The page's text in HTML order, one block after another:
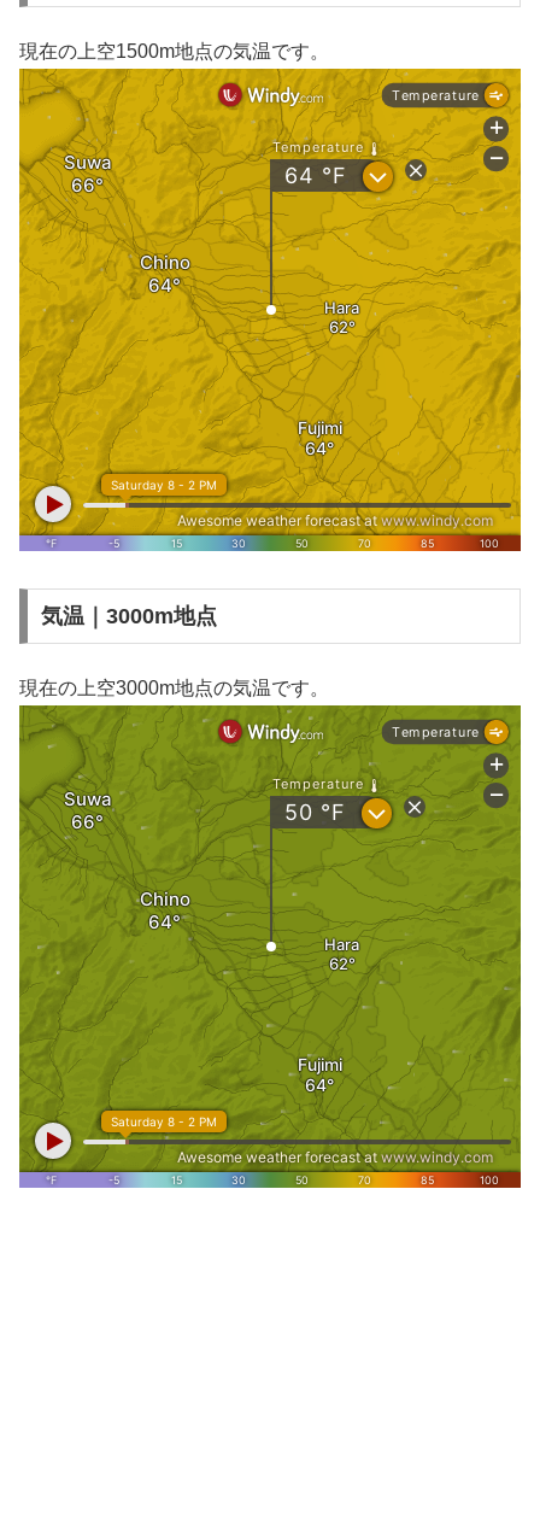
現在の上空1500m地点の気温です。
気温｜3000m地点
現在の上空3000m地点の気温です。